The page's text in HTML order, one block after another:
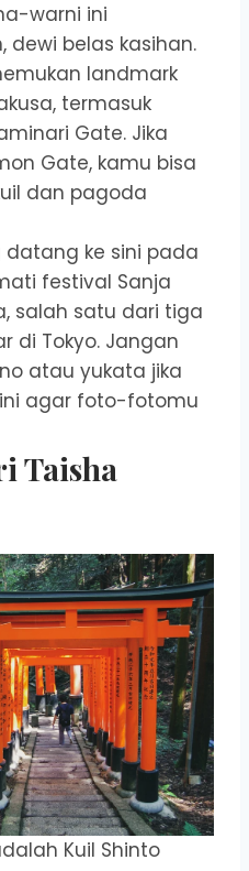
warni ini
dewi belas kasihan.
landmark
termasuk
Gate. Jika
Gate, kamu bisa
dan pagoda
ke sini pada
festival Sanja
salah satu dari tiga
di Tokyo. Jangan
atau yukata jika
agar foto-fotomu
Taisha
Kuil Shinto